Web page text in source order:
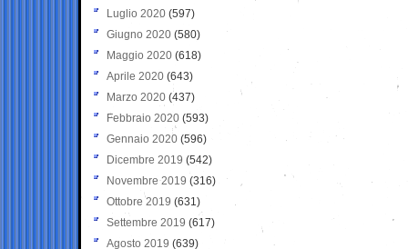
Luglio 2020 (597)
Giugno 2020 (580)
Maggio 2020 (618)
Aprile 2020 (643)
Marzo 2020 (437)
Febbraio 2020 (593)
Gennaio 2020 (596)
Dicembre 2019 (542)
Novembre 2019 (316)
Ottobre 2019 (631)
Settembre 2019 (617)
Agosto 2019 (639)